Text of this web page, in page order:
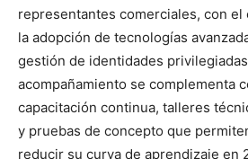
representantes comerciales, con
la adopción de tecnologías
gestión de identidades
acompañamiento se complementa
capacitación continua, talleres
y pruebas de concepto que
reducir su curva de aprendizaje en